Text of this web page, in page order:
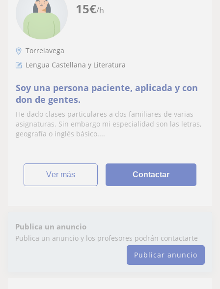
15€/h
Torrelavega
Lengua Castellana y Literatura
Soy una persona paciente, aplicada y con
don de gentes.
He dado clases particulares a dos familiares de varias
asignaturas. Sin embargo mi especialidad son las letras,
geografía o inglés básico....
ver más Contactar
Publica un anuncio
Publica un anuncio y los profesores podrán contactarte
Publicar anuncio